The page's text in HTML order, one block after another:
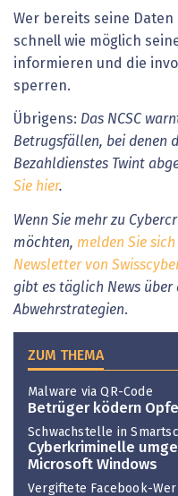
Wer bereits seine
schnell wie möglich
informieren und die
sperren.
Übrigens: Das NCSC
Betrugsfällen, bei denen
Bezahldienstes Twint
Sie hier.
Wenn Sie mehr zu
möchten, melden Sie
Newsletter von
gibt es täglich News
Abwehrstrategien.
ZUM THEMA
Malware via QR-Code
Betrüger ködern
Schwachstelle in
Cyberkriminelle
Microsoft Windows
Vergiftete Facebook-